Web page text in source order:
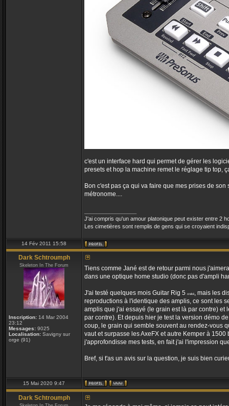
c'est un interface hard qui permet de gérer les
presets et hop la machine remet le réglage tip top,
Bon c'est pas ça qui va faire que mes prises de
métronome....
J'ai compris qu'un amour platonique peut exister entre 2
Les cimetières sont remplis de gens qui se croyaient
14 Fév 2011 15:58
Dark Schtroumph
Skeleton In The Forum
Inscription: 14 Mar 2004
23:12
Messages: 9025
Localisation: Savigny sur
orge (91)
Tiens comme Jané est de retour parmi nous
dans une optique home studio (donc pas d'ampli
J'ai testé quelques mois Guitar Rig 5 craké, mais les
reproductions à l'identique des amplis, ce sont les
amplis que j'ai essayé (le grain est là par contre)
par contre). Et depuis hier je test la version démo
coup, le grain qui semble souvent au rendez-vous
vaut et surpasse les AxeFX et autre Kemper à
j'approfondisse mes tests, en fait j'ai l'impression
Bref, si t'as un avis sur la question, je suis bien
15 Mai 2020 9:47
Dark Schtroumph